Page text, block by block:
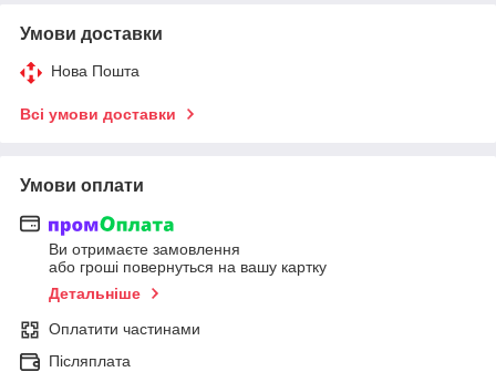
Умови доставки
Нова Пошта
Всі умови доставки
Умови оплати
Ви отримаєте замовлення
або гроші повернуться на вашу картку
Детальніше
Оплатити частинами
Післяплата